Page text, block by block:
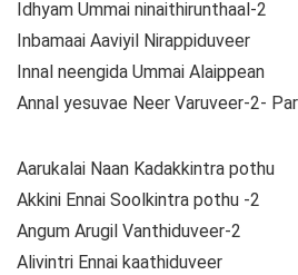
Idhyam Ummai ninaithirunthaal-2
Inbamaai Aaviyil Nirappiduveer
Innal neengida Ummai Alaippean
Annal yesuvae Neer Varuveer-2-
Aarukalai Naan Kadakkintra pothu
Akkini Ennai Soolkintra pothu -2
Angum Arugil Vanthiduveer-2
Alivintri Ennai kaathiduveer